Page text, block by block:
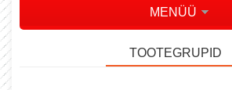
MENÜÜ
TOOTEGRUPID